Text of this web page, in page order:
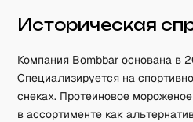
Историческая
Компания Bombbar основана в
Специализируется на
снеках. Протеиновое
в ассортименте как